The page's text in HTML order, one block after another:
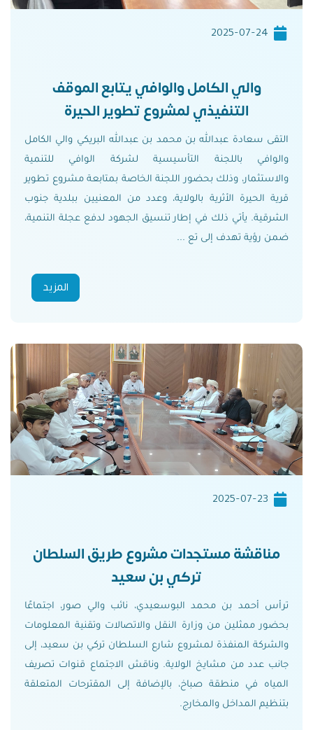
2025-07-24
والي الكامل والوافي يتابع الموقف
التنفيذي لمشروع تطوير الحيرة
التقى سعادة عبدالله بن محمد بن عبدالله البريكي والي الكامل
والوافي باللجنة التأسيسية لشركة الوافي للتنمية
والاستثمار، وذلك بحضور اللجنة الخاصة بمتابعة مشروع تطوير
قرية الحيرة الأثرية بالولاية، وعدد من المعنيين ببلدية جنوب
الشرقية. يأتي ذلك في إطار تنسيق الجهود لدفع عجلة التنمية،
ضمن رؤية تهدف إلى تع ...
المزيد
2025-07-23
مناقشة مستجدات مشروع طريق السلطان
تركي بن سعيد
ترأس أحمد بن محمد البوسعيدي، نائب والي صور، اجتماعًا
بحضور ممثلين من وزارة النقل والاتصالات وتقنية المعلومات
والشركة المنفذة لمشروع شارع السلطان تركي بن سعيد، إلى
جانب عدد من مشايخ الولاية. وناقش الاجتماع قنوات تصريف
المياه في منطقة صباخ، بالإضافة إلى المقترحات المتعلقة
بتنظيم المداخل والمخارج.